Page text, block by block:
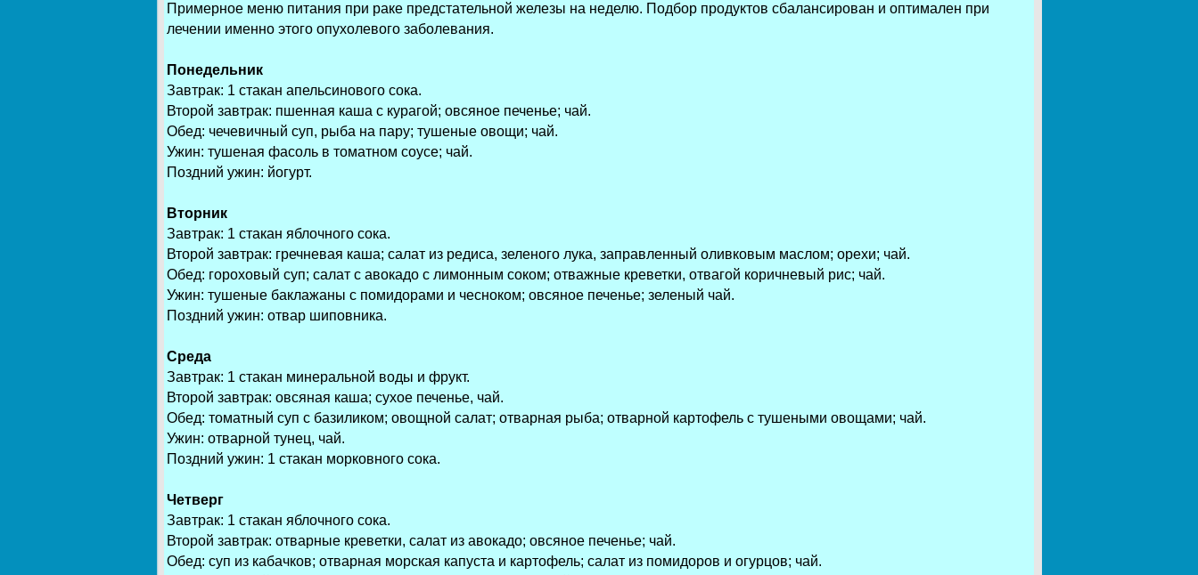
Примерное меню питания при раке предстательной железы на неделю. Подбор продуктов сбалансирован и оптимален при
лечении именно этого опухолевого заболевания.
Понедельник
Завтрак: 1 стакан апельсинового сока.
Второй завтрак: пшенная каша с курагой; овсяное печенье; чай.
Обед: чечевичный суп, рыба на пару; тушеные овощи; чай.
Ужин: тушеная фасоль в томатном соусе; чай.
Поздний ужин: йогурт.
Вторник
Завтрак: 1 стакан яблочного сока.
Второй завтрак: гречневая каша; салат из редиса, зеленого лука, заправленный оливковым маслом; орехи; чай.
Обед: гороховый суп; салат с авокадо с лимонным соком; отважные креветки, отвагой коричневый рис; чай.
Ужин: тушеные баклажаны с помидорами и чесноком; овсяное печенье; зеленый чай.
Поздний ужин: отвар шиповника.
Среда
Завтрак: 1 стакан минеральной воды и фрукт.
Второй завтрак: овсяная каша; сухое печенье, чай.
Обед: томатный суп с базиликом; овощной салат; отварная рыба; отварной картофель с тушеными овощами; чай.
Ужин: отварной тунец, чай.
Поздний ужин: 1 стакан морковного сока.
Четверг
Завтрак: 1 стакан яблочного сока.
Второй завтрак: отварные креветки, салат из авокадо; овсяное печенье; чай.
Обед: суп из кабачков; отварная морская капуста и картофель; салат из помидоров и огурцов; чай.